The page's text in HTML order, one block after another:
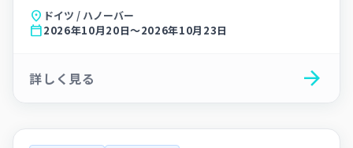
location_on ドイツ / ハノーバー
calendar_today2026年10月20日～2026年10月23日
詳しく見る arrow_forward